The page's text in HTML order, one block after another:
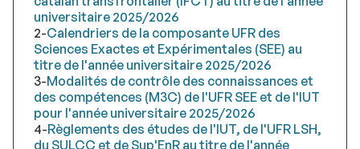
universitaire 2025/2026
2-Calendriers de la composante UFR des
Sciences Exactes et Expérimentales (SEE) au
titre de l'année universitaire 2025/2026
3-Modalités de contrôle des connaissances et
des compétences (M3C) de l'UFR SEE et de l'IUT
pour l'année universitaire 2025/2026
4-Règlements des études de l'IUT, de l'UFR LSH,
du SULCC et de Sup'EnR au titre de l'année